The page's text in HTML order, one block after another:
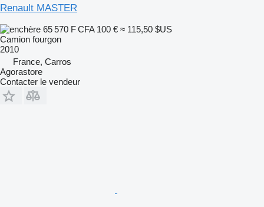
Renault MASTER
65 570 F CFA 100 € ≈ 115,50 $US
Camion fourgon
2010
France, Carros
Agorastore
Contacter le vendeur